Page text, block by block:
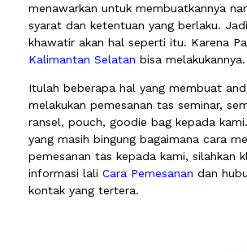
menawarkan untuk membuatkannya
syarat dan ketentuan yang berlaku.
khawatir akan hal seperti itu. Karena
Kalimantan Selatan bisa melakukannya.
Itulah beberapa hal yang membuat
melakukan pemesanan tas seminar,
ransel, pouch, goodie bag kepada
yang masih bingung bagaimana cara
pemesanan tas kepada kami, silahkan
informasi lali Cara Pemesanan dan
kontak yang tertera.